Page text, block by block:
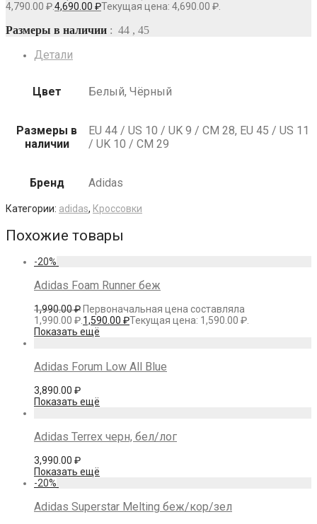
4,790.00 ₽.4,690.00 ₽Текущая цена: 4,690.00 ₽.
Размеры в наличии : 44 , 45
Детали
Цвет Белый, Чёрный
Размеры в
наличии
EU 44 / US 10 / UK 9 / СМ 28, EU 45 / US 11
/ UK 10 / СМ 29
Бренд Adidas
Категории: adidas, Кроссовки
Похожие товары
-20%
Adidas Foam Runner беж
1,990.00₽ Первоначальная цена составляла
1,990.00 ₽. 1,590.00 ₽Текущая цена: 1,590.00 ₽.
Показать ещё
Adidas Forum Low All Blue
3,890.00 ₽
Показать ещё
Adidas Terrex черн, бел/лог
3,990.00 ₽
Показать ещё
-20%
Adidas Superstar Melting беж/кор/зел